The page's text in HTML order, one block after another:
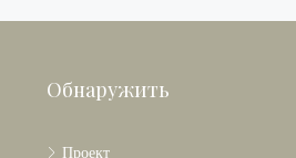
Обнаружить
Проект